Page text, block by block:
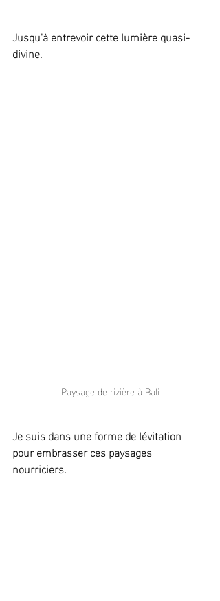
Jusqu'à entrevoir cette lumière quasi-
divine.
Paysage de rizière à Bali
Je suis dans une forme de lévitation
pour embrasser ces paysages
nourriciers.